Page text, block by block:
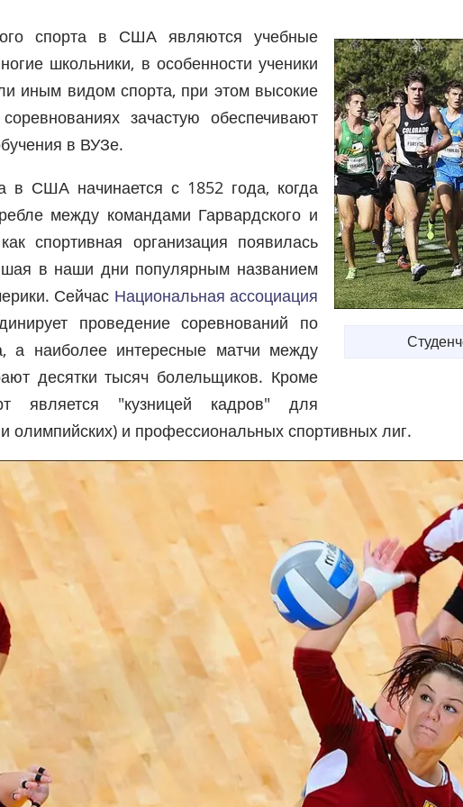
спорта в США являются учебные
школьники, в особенности ученики
иным видом спорта, при этом высокие
зачастую обеспечивают
в ВУЗе.
в США начинается с 1852 года, когда
между командами Гарвардского и
спортивная организация появилась
в наши дни популярным названием
Сейчас Национальная ассоциация
проведение соревнований по
а наиболее интересные матчи между
десятки тысяч болельщиков. Кроме
является "кузницей кадров" для
олимпийских) и профессиональных спортивных лиг.